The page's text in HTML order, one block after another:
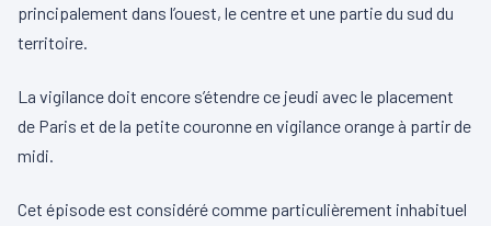
principalement dans l’ouest, le centre et une partie du sud du
territoire.
La vigilance doit encore s’étendre ce jeudi avec le placement
de Paris et de la petite couronne en vigilance orange à partir de
midi.
Cet épisode est considéré comme particulièrement inhabituel